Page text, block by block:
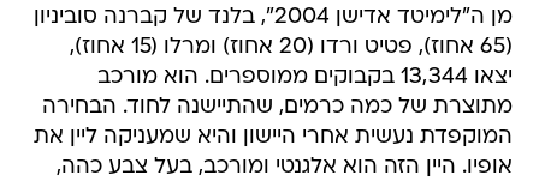
מן ה"לימיטד אדישן 2004", בלנד של קברנה סוביניון
(65 אחוז), פטיט ורדו (20 אחוז) ומרלו (15 אחוז),
יצאו 13,344 בקבוקים ממוספרים. הוא מורכב
מתוצרת של כמה כרמים, שהתיישנה לחוד. הבחירה
המוקפדת נעשית אחרי היישון והיא שמעניקה ליין את
אופיו. היין הזה הוא אלגנטי ומורכב, בעל צבע כהה,